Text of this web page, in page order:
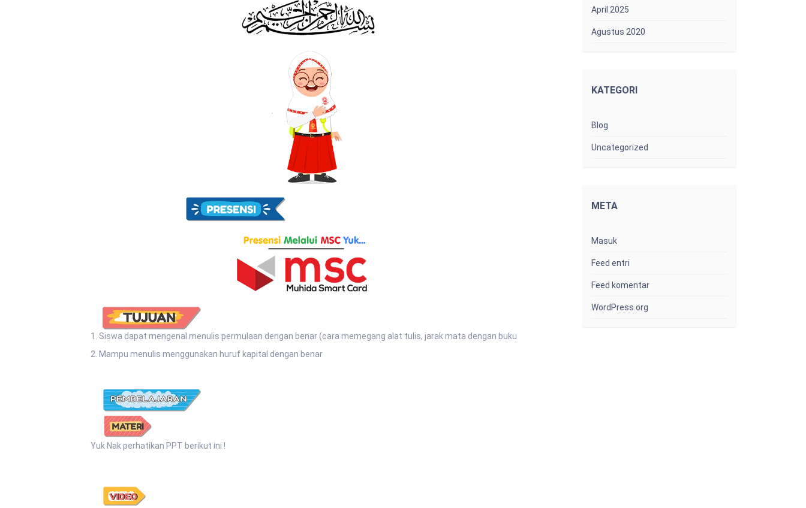
1. Siswa dapat mengenal menulis permulaan dengan benar (cara memegang alat tulis, jarak mata dengan buku
2. Mampu menulis menggunakan huruf kapital dengan benar
Yuk Nak perhatikan PPT berikut ini !
April 2025
Agustus 2020
KATEGORI
Blog
Uncategorized
META
Masuk
Feed entri
Feed komentar
WordPress.org